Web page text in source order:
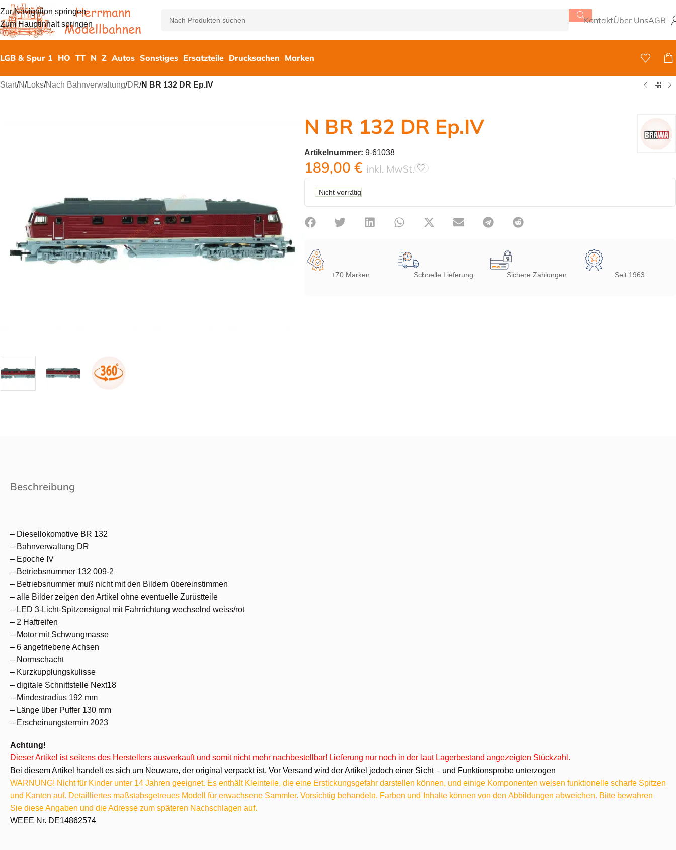
Zur Navigation springen
Zum Hauptinhalt springen
KontaktÜber UnsAGB
LGB & Spur 1 HO TT N Z Autos Sonstiges Ersatzteile Drucksachen Marken
Start/N/Loks/Nach Bahnverwaltung/DR/N BR 132 DR Ep.IV
N BR 132 DR Ep.IV
Artikelnummer: 9-61038
189,00 € inkl. MwSt.
Nicht vorrätig
+70 Marken Schnelle Lieferung Sichere Zahlungen Seit 1963
Beschreibung
– Diesellokomotive BR 132
– Bahnverwaltung DR
– Epoche IV
– Betriebsnummer 132 009-2
– Betriebsnummer muß nicht mit den Bildern übereinstimmen
– alle Bilder zeigen den Artikel ohne eventuelle Zurüstteile
– LED 3-Licht-Spitzensignal mit Fahrrichtung wechselnd weiss/rot
– 2 Haftreifen
– Motor mit Schwungmasse
– 6 angetriebene Achsen
– Normschacht
– Kurzkupplungskulisse
– digitale Schnittstelle Next18
– Mindestradius 192 mm
– Länge über Puffer 130 mm
– Erscheinungstermin 2023
Achtung!
Dieser Artikel ist seitens des Herstellers ausverkauft und somit nicht mehr nachbestellbar! Lieferung nur noch in der laut Lagerbestand angezeigten Stückzahl.
Bei diesem Artikel handelt es sich um Neuware, der original verpackt ist. Vor Versand wird der Artikel jedoch einer Sicht – und Funktionsprobe unterzogen
WARNUNG! Nicht für Kinder unter 14 Jahren geeignet. Es enthält Kleinteile, die eine Erstickungsgefahr darstellen können, und einige Komponenten weisen funktionelle scharfe Spitzen
und Kanten auf. Detailliertes maßstabsgetreues Modell für erwachsene Sammler. Vorsichtig behandeln. Farben und Inhalte können von den Abbildungen abweichen. Bitte bewahren
Sie diese Angaben und die Adresse zum späteren Nachschlagen auf.
WEEE Nr. DE14862574